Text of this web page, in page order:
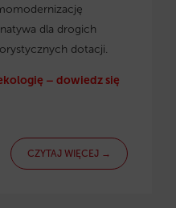
dla drogich
dotacji.
– dowiedz się
CZYTAJ WIĘCEJ →